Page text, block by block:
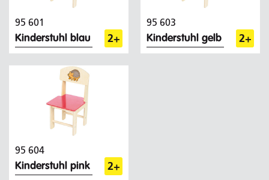
95 601
Kinderstuhl blau 2+
95 603
Kinderstuhl gelb 2+
95 604
Kinderstuhl pink 2+